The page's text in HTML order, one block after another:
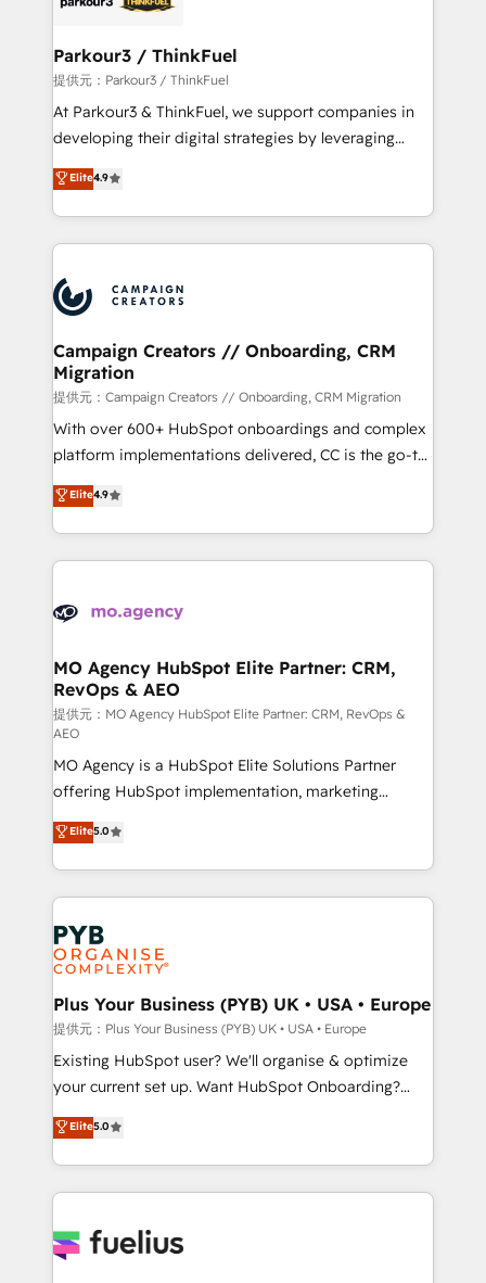
companies scale faster and smarter. 🔹 BOOMS:
Demand generation for all your buyers With BOOMS,
you invest in 100% of your buyers, accelerating your
growth and positioning yourself as an undisputed
transformation process A methodology designed to
implement HubSpot effectively and optimize your
record of business transformation, our growth-first
approach has helped brands dominate their
Parkour3 / ThinkFuel
提供元：Parkour3 / ThinkFuel
At Parkour3 & ThinkFuel, we support companies in
developing their digital strategies by leveraging
technologies and automating their marketing and
sales processes to generate growth. Our offer spans
from Strategy to Operations. We specialize in CRM
onboarding and implementation, web design, sales
extensive experience working with tech companies
and manufacturers since 2002, we are committed to
empowering our clients and developing their
autonomy. Get to grips with HubSpot through
guided implementation and seamless integration of
the CRM platform into your digital ecosystem. Would
you like support in deploying your inbound
to your needs and sales objectives. With 125+
certifications, we are part of the most certified
services are offered in both English & French.
Elite4.9
Campaign Creators // Onboarding, CRM
Migration
提供元：Campaign Creators // Onboarding, CRM Migration
With over 600+ HubSpot onboardings and complex
platform implementations delivered, CC is the go-to
Elite Solutions Partner for businesses ready to
migrate, replatform, and scale smarter. We specialize
in high-impact CRM and CMS migrations and
onboarding from platforms like Salesforce, NetSuite,
WordPress and legacy CRMs, turning fragmented
architectures that accelerate revenue operations and
performance. - Multi-object CRM migration, cleanup,
and implementation. - Pre-built and custom
integrations across your full tech stack. - Custom
object setup, CMS builds, and full-funnel automation.
- Dashboards, lifecycle campaigns, and lead
nurturing sequences. - Cross-hub setup across
Marketing, Sales, Operations, and Service Hubs. -
Ongoing optimization, managed support, and
scalable retainers. Let’s make HubSpot your most
powerful growth engine. Built to convert, scale, and
drive results.
Elite4.9
MO Agency HubSpot Elite Partner: CRM,
RevOps & AEO
提供元：MO Agency HubSpot Elite Partner: CRM, RevOps &
AEO
MO Agency is a HubSpot Elite Solutions Partner
offering HubSpot implementation, marketing
automation, CRM and RevOps consulting, data
architecture, sales enablement, lifecycle automation,
lead scoring and revenue reporting. HubSpot,
Salesforce and integrated enterprise stacks. Digital
Marketing, Answer Engine Optimisation, and
Generative Engine Optimisation (AI Search),
HubSpot Content Hub, WordPress development,
B2B SEO, paid media, and content. We work with
enterprise and growth-led companies across
technology, professional services, financial services
and industrial sectors. Offices in Johannesburg, Cape
implementations delivered. AI visibility coverage
across ChatGPT, Claude, Perplexity, Gemini and
Innovation HubSpot Impact Award - Platform
Migration Excellence HubSpot Impact Award -
Elite5.0
Plus Your Business (PYB) UK • USA • Europe
提供元：Plus Your Business (PYB) UK • USA • Europe
Existing HubSpot user? We'll organise & optimize
your current set up. Want HubSpot Onboarding?
We'll customise your CRM & automate your business
processes. Welcome to our Profile! We can help
with... • CRM implementation, reports & workflows,
and team training • CRM migration: Salesforce,
Custom API integrations A little about us... • Boutique
Elite5.0